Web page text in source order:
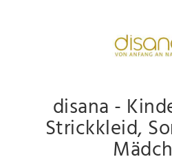
disana -
Strickkleid,